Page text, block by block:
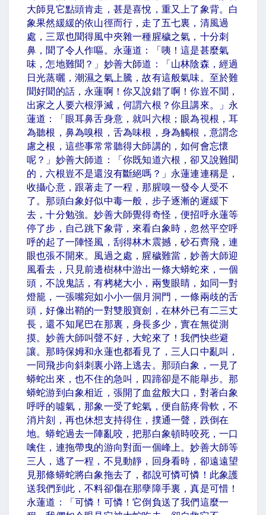
大師見它點頭肯走，甚是喜悅，重又上了象背。白
象果然緩緩的依山徑而行，走了五七裏，清風過
處，三眾也聞得風中夾雜一種腥穢之氣，十分刺
鼻，聞了令人作嘔。永蓮道：「咦！這是甚麼氣
味，怎地難聞？」妙善大師道：「山林陰森，經過
日光蒸曬，潮濕之氣上騰，故有這般氣味。至於難
聞好聞的話，永蓮啊！你又說錯了啊！你豈不聞，
出家之人要六根淨滅，何謂六根？你且講來。」永
蓮道：「眼耳鼻舌身意，就叫六根；眼為視根，耳
為聽根，鼻為嗅根，舌為味根，身為觸根，意謂念
慮之根，這些事常常聽得大師講的，如何會忘懷
呢？」妙善大師道：「你既知道六根，卻又說難聞
的，六根豈不是還沒有斷絕嗎？」永蓮連連稱是，
收攝心意，跟著走了一程，那腥嗅一發令人受不
了。那頭白象好似中毒一般，步子逐漸的遲緩下
去，十分勉強。妙善大師覺得奇怪，便招呼永蓮等
停了步，自己跳下象背，來看白象時，忽然平空呼
呼的起了一陣怪風，刮得林木震撼，砂石齊飛，連
眼也張不開來。風過之處，腥穢難當，妙善大師迎
風看去，只見前邊樹林中游出一條大蟒蛇來，一個
頭，不說鬼話，有栲栳大小，兩隻眼睛，如同一對
燈籠，一張嘴宛如小小一個月洞門，一條兩歧的舌
頭，好像出鞘的一對雙股寶劍，在林外已有二三丈
長，還不知尾巴在那裏，身長多少，實在無從測
摸。妙善大師叫聲不好，大蛇來了！我們快些避
讓。那時保姆和永蓮也都看見了，三人口中亂叫，
一同飛步向斜刺裏小路上逃去。那頭白象，一見了
蟒蛇出來，也不住的急叫，四蹄卻是不能舉步。那
蟒蛇游到白象相近，張開了血盆般大口，對著白象
呼呼的噓氣，那象一受了蛇氣，便自筋疼骨軟，不
消片刻，再也休想支持得住，撲通一聲，跌倒在
地。蟒蛇過去一陣亂咬，把那白象頓時咬死，一口
噙住，連拖帶曳的游向對面一個峰上。妙善大師等
三人，逃了一程，不見動靜，回身看時，卻遠遠望
見那條蟒蛇將白象拖去了，都說可憐可憐！此象護
送我們到此，不料卻傷在那孽障手裏，真是可惜！
永蓮道：「可憐！可憐！它倒負送了我們這麼一